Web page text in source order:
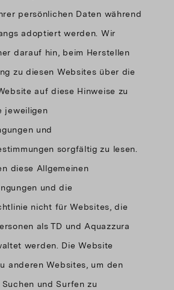
persönlichen Daten während
adoptiert werden. Wir
darauf hin, beim Herstellen
zu diesen Websites über die
auf diese Hinweise zu
jeweiligen
und
sorgfältig zu lesen.
diese Allgemeinen
und die
nicht für Websites, die
als TD und Aquazzura
werden. Die Website
anderen Websites, um den
und Surfen zu